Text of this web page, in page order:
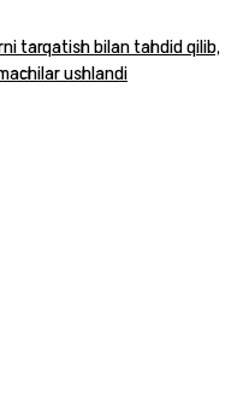
tarqatish bilan tahdid qilib,
ushlandi